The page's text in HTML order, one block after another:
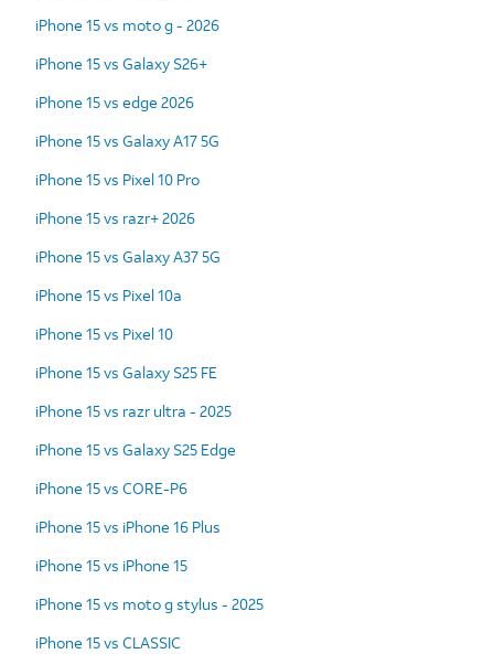
iPhone 15 vs moto g - 2026
iPhone 15 vs Galaxy S26+
iPhone 15 vs edge 2026
iPhone 15 vs Galaxy A17 5G
iPhone 15 vs Pixel 10 Pro
iPhone 15 vs razr+ 2026
iPhone 15 vs Galaxy A37 5G
iPhone 15 vs Pixel 10a
iPhone 15 vs Pixel 10
iPhone 15 vs Galaxy S25 FE
iPhone 15 vs razr ultra - 2025
iPhone 15 vs Galaxy S25 Edge
iPhone 15 vs CORE-P6
iPhone 15 vs iPhone 16 Plus
iPhone 15 vs iPhone 15
iPhone 15 vs moto g stylus - 2025
iPhone 15 vs CLASSIC